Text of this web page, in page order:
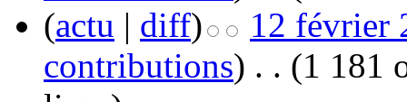
(actu | diff)
12 février
contributions) . . (1 181